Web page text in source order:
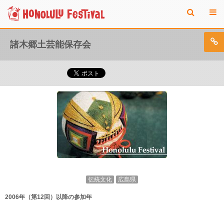
諸木郷土芸能保存会
伝統文化 広島県
2006年（第12回）以降の参加年